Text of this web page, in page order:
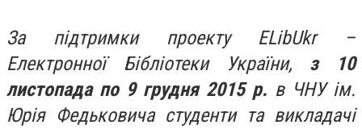
За підтримки проекту ELibUkr –
Електронної Бібліотеки України, з 10
листопада по 9 грудня 2015 р. в ЧНУ ім.
Юрія Федьковича студенти та викладачі